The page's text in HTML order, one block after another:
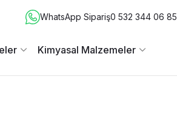
WhatsApp Sipariş0 532 344 06 85
Kimyasal Malzemeler